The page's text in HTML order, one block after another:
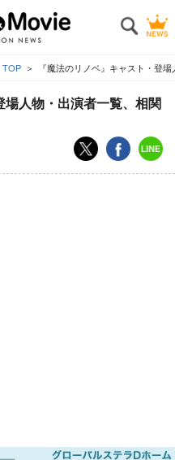
TOP 『魔法のリノベ』キャスト・登
場人物・出演者一覧、相関